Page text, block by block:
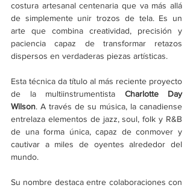
costura artesanal centenaria que va más allá
de simplemente unir trozos de tela. Es un
arte que combina creatividad, precisión y
paciencia capaz de transformar retazos
dispersos en verdaderas piezas artísticas.
Esta técnica da título al más reciente proyecto
de la multiinstrumentista Charlotte Day
Wilson. A través de su música, la canadiense
entrelaza elementos de jazz, soul, folk y R&B
de una forma única, capaz de conmover y
cautivar a miles de oyentes alrededor del
mundo.
Su nombre destaca entre colaboraciones con